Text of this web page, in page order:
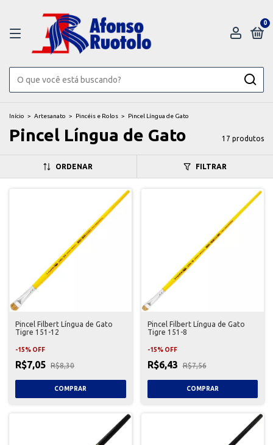
0
Início > Artesanato > Pincéis e Rolos > Pincel Língua de Gato
Pincel Língua de Gato 17 produtos
ORDENAR FILTRAR
Pincel Filbert Língua de Gato
Tigre 151-12
-15% OFF
R$7,05 R$8,30
Pincel Filbert Língua de Gato
Tigre 151-8
-15% OFF
R$6,43 R$7,56